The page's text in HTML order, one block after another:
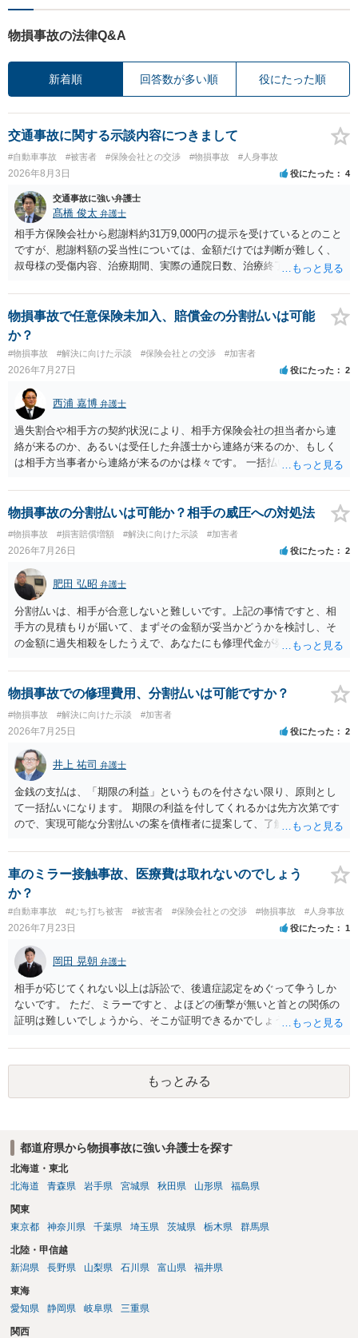
物損事故の法律Q&A
新着順 回答数が多い順 役にたった順
交通事故に関する示談内容につきまして
#自動車事故 #被害者 #保険会社との交渉 #物損事故 #人身事故
2026年8月3日 役にたった 4
交通事故に強い弁護士
髙橋 俊太 弁護士
相手方保険会社から慰謝料約31万9,000円の提示を受けているとのこと
ですが、慰謝料額の妥当性については、金額だけでは判断が難しく、
叔母様の受傷内容、治療期間、実際の通院日数、治療終了の経緯、後
確認する必要があります。保険会社から提示される慰謝料額について
は、弁護士が介入することにより増額を検討できる場合がありますの
で、以下の資料・情報を準備した上で、弁護士に個別に相談すること
をお勧めいたします。 ・相手方保険会社から届いている示談金額の提
示書類 ・叔母様の診断名、けがの内容 ・治療開始日及び治療終了日
・入院の有無、通院回数 ・現在も症状が残っているか ・叔母様ご本人
やご家族等が加入している保険に、今回の事故で利用できる弁護士費
用特約が付帯しているか なお、被害者は叔母様ご本人となりますの
で、弁護士が受任する場合には、叔母様ご本人の依頼意思等を確認す
る必要があります。日本語での十分な意思疎通が難しいとのことです
ので、そのあたりのご事情も踏まえて、依頼意思の確認方法等を検討
物損事故で任意保険未加入、賠償金の分割払いは可能
か？
#物損事故 #解決に向けた示談 #保険会社との交渉 #加害者
2026年7月27日 役にたった 2
西浦 嘉博 弁護士
過失割合や相手方の契約状況により、相手方保険会社の担当者から連
絡が来るのか、あるいは受任した弁護士から連絡が来るのか、もしく
は相手方当事者から連絡が来るのかは様々です。 一括払いや分割払い
金の支払いにつき、分割払いに合意すれば、和解は可能です。 他方で
合意しなければ和解できないことになります。 今後の見通しを知る為
に、交渉の方向性につき、最寄りの法律事務所で相談だけでもされる
ことも検討ください。
物損事故の分割払いは可能か？相手の威圧への対処法
#物損事故 #損害賠償増額 #解決に向けた示談 #加害者
2026年7月26日 役にたった 2
肥田 弘昭 弁護士
分割払いは、相手が合意しないと難しいです。上記の事情ですと、相
手方の見積もりが届いて、まずその金額が妥当かどうかを検討し、そ
の金額に過失相殺をしたうえで、あなたにも修理代金が発生している
分割払いにしたいとの示談案を提案するのが良いかと思います。威圧
されるのであれば、斡旋、仲裁、民事調停を利用しては如何でしょう
物損事故での修理費用、分割払いは可能ですか？
#物損事故 #解決に向けた示談 #加害者
2026年7月25日 役にたった 2
井上 祐司 弁護士
金銭の支払は、「期限の利益」というものを付さない限り、原則とし
て一括払いになります。 期限の利益を付してくれるかは先方次第です
ので、実現可能な分割払いの案を債権者に提案して、了解してもらえ
車のミラー接触事故、医療費は取れないのでしょう
か？
#自動車事故 #むち打ち被害 #被害者 #保険会社との交渉 #物損事故 #人身事故
2026年7月23日 役にたった 1
岡田 晃朝 弁護士
相手が応じてくれない以上は訴訟で、後遺症認定をめぐって争うしか
ないです。 ただ、ミラーですと、よほどの衝撃が無いと首との関係の
証明は難しいでしょうから、そこが証明できるかでしょうね。
もっとみる
都道府県から物損事故に強い弁護士を探す
北海道・東北
北海道
青森県 岩手県 宮城県 秋田県 山形県 福島県
関東
東京都
神奈川県 千葉県 埼玉県 茨城県 栃木県 群馬県
北陸・甲信越
新潟県
長野県 山梨県 石川県 富山県 福井県
東海
愛知県
静岡県 岐阜県 三重県
関西